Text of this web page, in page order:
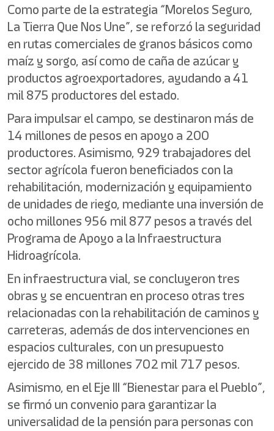
Como parte de la estrategia “Morelos Seguro,
La Tierra Que Nos Une”, se reforzó la seguridad
en rutas comerciales de granos básicos como
maíz y sorgo, así como de caña de azúcar y
productos agroexportadores, ayudando a 41
mil 875 productores del estado.
Para impulsar el campo, se destinaron más de
14 millones de pesos en apoyo a 200
productores. Asimismo, 929 trabajadores del
sector agrícola fueron beneficiados con la
rehabilitación, modernización y equipamiento
de unidades de riego, mediante una inversión de
ocho millones 956 mil 877 pesos a través del
Programa de Apoyo a la Infraestructura
Hidroagrícola.
En infraestructura vial, se concluyeron tres
obras y se encuentran en proceso otras tres
relacionadas con la rehabilitación de caminos y
carreteras, además de dos intervenciones en
espacios culturales, con un presupuesto
ejercido de 38 millones 702 mil 717 pesos.
Asimismo, en el Eje III “Bienestar para el Pueblo”,
se firmó un convenio para garantizar la
universalidad de la pensión para personas con